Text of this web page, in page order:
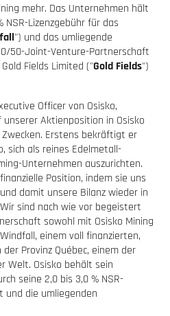
mehr. Das Unternehmen hält
Lizenzgebühr für das
") und das umliegende
50-Joint-Venture-Partnerschaft
Fields Limited ("Gold Fields")
Officer von Osisko,
Aktienposition in Osisko
Erstens bekräftigt er
sich als reines Edelmetall-
Unternehmen auszurichten.
Position, indem sie uns
damit unsere Bilanz wieder in
sind nach wie vor begeistert
sowohl mit Osisko Mining
einem voll finanzierten,
Provinz Québec, einem der
Welt. Osisko behält sein
seine 2,0 bis 3,0 % NSR-
und die umliegenden